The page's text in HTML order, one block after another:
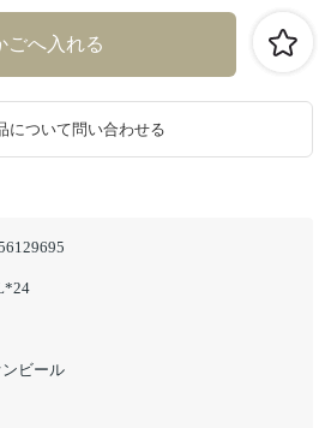
ビール
について問い合わせる